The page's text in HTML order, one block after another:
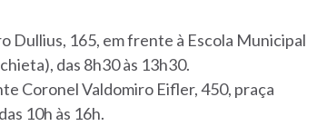
Dullius, 165, em frente à Escola Municipal
das 8h30 às 13h30.
Coronel Valdomiro Eifler, 450, praça
10h às 16h.